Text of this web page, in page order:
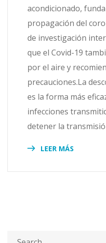
acondicionado,
propagación del
de investigación
que el Covid-19
por el aire y
precauciones.La
es la forma más
infecciones
detener la
LEER MÁS